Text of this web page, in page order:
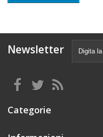
Newsletter
Categorie